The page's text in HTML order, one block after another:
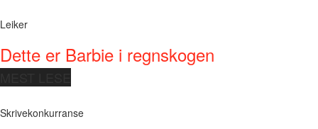
Leiker
Dette er Barbie i regnskogen
Skrivekonkurranse